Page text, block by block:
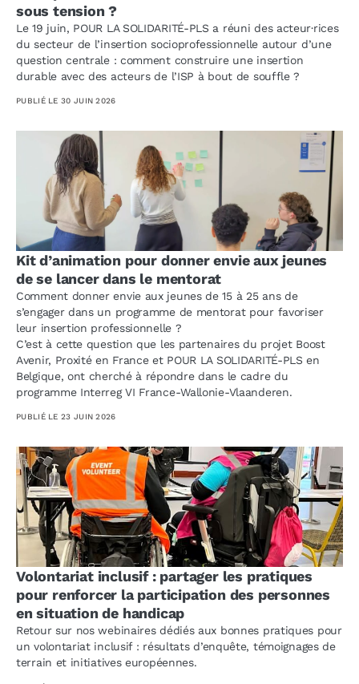
sous tension ?
Le 19 juin, POUR LA SOLIDARITÉ-PLS a réuni des acteur·rices
du secteur de l’insertion socioprofessionnelle autour d’une
question centrale : comment construire une insertion
durable avec des acteurs de l’ISP à bout de souffle ?
PUBLIÉ LE 30 JUIN 2026
Kit d’animation pour donner envie aux jeunes
de se lancer dans le mentorat
Comment donner envie aux jeunes de 15 à 25 ans de
s’engager dans un programme de mentorat pour favoriser
leur insertion professionnelle ?
C’est à cette question que les partenaires du projet Boost
Avenir, Proxité en France et POUR LA SOLIDARITÉ-PLS en
Belgique, ont cherché à répondre dans le cadre du
programme Interreg VI France-Wallonie-Vlaanderen.
PUBLIÉ LE 23 JUIN 2026
Volontariat inclusif : partager les pratiques
pour renforcer la participation des personnes
en situation de handicap
Retour sur nos webinaires dédiés aux bonnes pratiques pour
un volontariat inclusif : résultats d’enquête, témoignages de
terrain et initiatives européennes.